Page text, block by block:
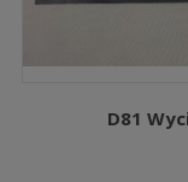
D81